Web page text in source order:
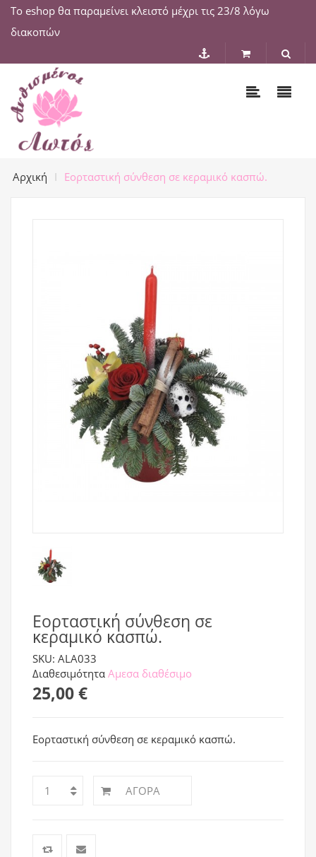
Το eshop θα παραμείνει κλειστό μέχρι τις 23/8 λόγω
διακοπών
Αρχική Εορταστική σύνθεση σε κεραμικό κασπώ.
Εορταστική σύνθεση σε
κεραμικό κασπώ.
SKU: ALA033
Διαθεσιμότητα Αμεσα διαθέσιμο
25,00 €
Εορταστική σύνθεση σε κεραμικό κασπώ.
ΑΓΟΡΆ